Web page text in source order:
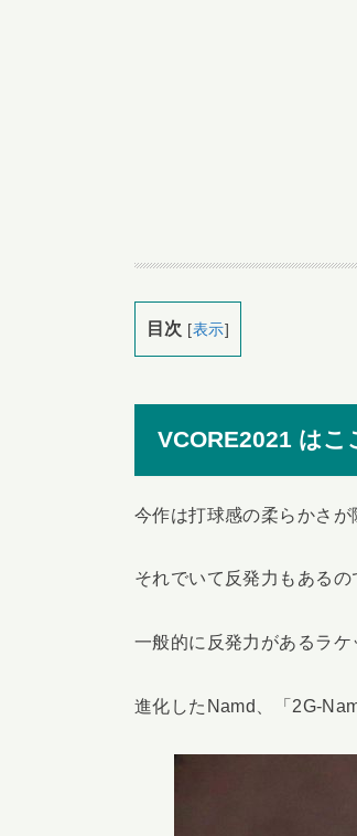
目次 [表示]
VCORE2021 はこ
今作は打球感の柔らかさが
それでいて反発力もあるの
一般的に反発力があるラケ
進化したNamd、「2G-